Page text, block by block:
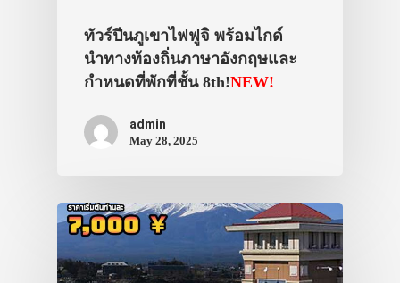
ทัวร์ปีนภูเขาไฟฟูจิ พร้อมไกด์
นำทางท้องถิ่นภาษาอังกฤษและ
กำหนดที่พักที่ชั้น 8th!NEW!
admin
May 28, 2025